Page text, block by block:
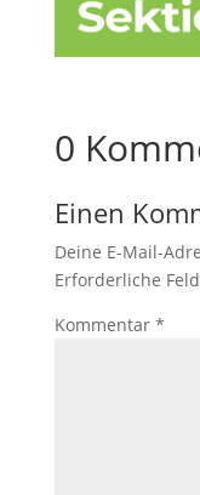
0
Einen
Deine E-Mail-
Erforderliche
Kommentar *